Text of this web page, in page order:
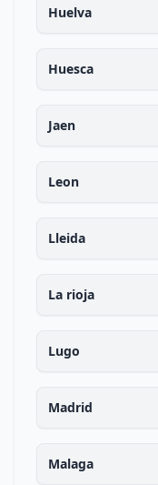
Huelva
Huesca
Jaen
Leon
Lleida
La rioja
Lugo
Madrid
Malaga